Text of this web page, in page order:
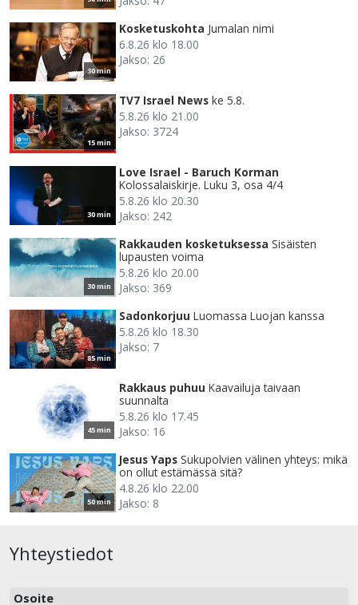
30 min
Kosketuskohta Jumalan nimi
6.8.26 klo 18.00
Jakso: 26
15 min
TV7 Israel News ke 5.8.
5.8.26 klo 21.00
Jakso: 3724
30 min
Love Israel - Baruch Korman
Kolossalaiskirje. Luku 3, osa 4/4
5.8.26 klo 20.30
Jakso: 242
30 min
Rakkauden kosketuksessa Sisäisten
lupausten voima
5.8.26 klo 20.00
Jakso: 369
85 min
Sadonkorjuu Luomassa Luojan kanssa
5.8.26 klo 18.30
Jakso: 7
45 min
Rakkaus puhuu Kaavailuja taivaan
suunnalta
5.8.26 klo 17.45
Jakso: 16
50 min
Jesus Yaps Sukupolvien välinen yhteys: mikä
on ollut estämässä sitä?
4.8.26 klo 22.00
Jakso: 8
Yhteystiedot
Osoite